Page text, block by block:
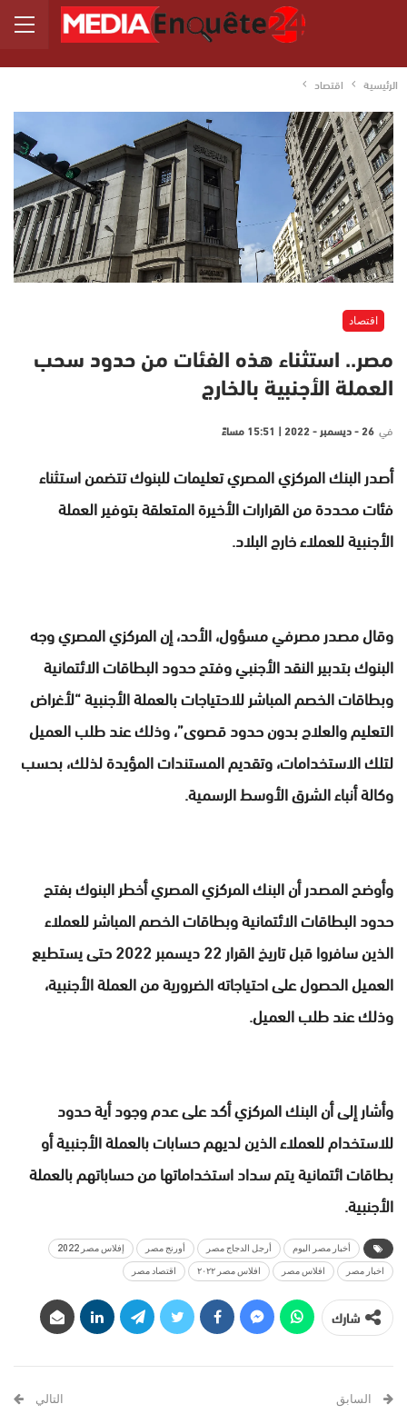
الرئيسية اقتصاد
اقتصاد
مصر.. استثناء هذه الفئات من حدود سحب
العملة الأجنبية بالخارج
في 26 - ديسمبر - 2022 | 15:51 مساءً
أصدر البنك المركزي المصري تعليمات للبنوك تتضمن استثناء
فئات محددة من القرارات الأخيرة المتعلقة بتوفير العملة
الأجنبية للعملاء خارج البلاد.
وقال مصدر مصرفي مسؤول، الأحد، إن المركزي المصري وجه
البنوك بتدبير النقد الأجنبي وفتح حدود البطاقات الائتمانية
وبطاقات الخصم المباشر للاحتياجات بالعملة الأجنبية “لأغراض
التعليم والعلاج بدون حدود قصوى”، وذلك عند طلب العميل
لتلك الاستخدامات، وتقديم المستندات المؤيدة لذلك، بحسب
وكالة أنباء الشرق الأوسط الرسمية.
وأوضح المصدر أن البنك المركزي المصري أخطر البنوك بفتح
حدود البطاقات الائتمانية وبطاقات الخصم المباشر للعملاء
الذين سافروا قبل تاريخ القرار 22 ديسمبر 2022 حتى يستطيع
العميل الحصول على احتياجاته الضرورية من العملة الأجنبية،
وذلك عند طلب العميل.
وأشار إلى أن البنك المركزي أكد على عدم وجود أية حدود
للاستخدام للعملاء الذين لديهم حسابات بالعملة الأجنبية أو
بطاقات ائتمانية يتم سداد استخداماتها من حساباتهم بالعملة
الأجنبية.
أخبار مصر اليوم أرجل الدجاج مصر أورنج مصر إفلاس مصر 2022
اخبار مصر افلاس مصر افلاس مصر ٢٠٢٢ اقتصاد مصر
شارك
السابق التالي